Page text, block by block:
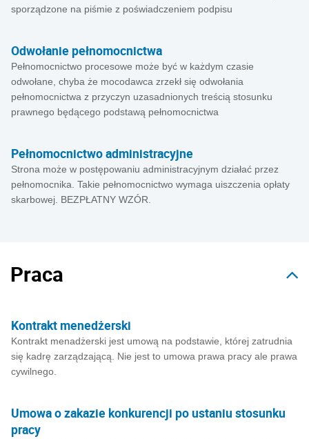
sporządzone na piśmie z poświadczeniem podpisu
Odwołanie pełnomocnictwa
Pełnomocnictwo procesowe może być w każdym czasie
odwołane, chyba że mocodawca zrzekł się odwołania
pełnomocnictwa z przyczyn uzasadnionych treścią stosunku
prawnego będącego podstawą pełnomocnictwa
Pełnomocnictwo administracyjne
Strona może w postępowaniu administracyjnym działać przez
pełnomocnika. Takie pełnomocnictwo wymaga uiszczenia opłaty
skarbowej. BEZPŁATNY WZÓR.
Praca
Kontrakt menedżerski
Kontrakt menadżerski jest umową na podstawie, której zatrudnia
się kadrę zarządzającą. Nie jest to umowa prawa pracy ale prawa
cywilnego.
Umowa o zakazie konkurencji po ustaniu stosunku
pracy